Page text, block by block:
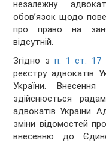
незалежну
обов’язок щодо
про право на
відсутній.
Згідно з п. 1 ст. 17
реєстру адвокатів
України.
здійснюється
адвокатів України.
зміни відомостей
внесенню до